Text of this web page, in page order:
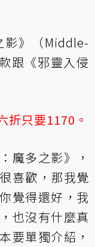
影》（Middle-
跟《邪靈入侵
折只要1170。
魔多之影》
，
喜歡，那我覺
覺得還好，我
也沒有什麼真
要單獨介紹，